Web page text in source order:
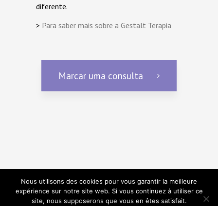
diferente.
> Para saber mais sobre a Gestalt Terapia
Marcar uma consulta
Nous utilisons des cookies pour vous garantir la meilleure
expérience sur notre site web. Si vous continuez à utiliser ce
site, nous supposerons que vous en êtes satisfait.